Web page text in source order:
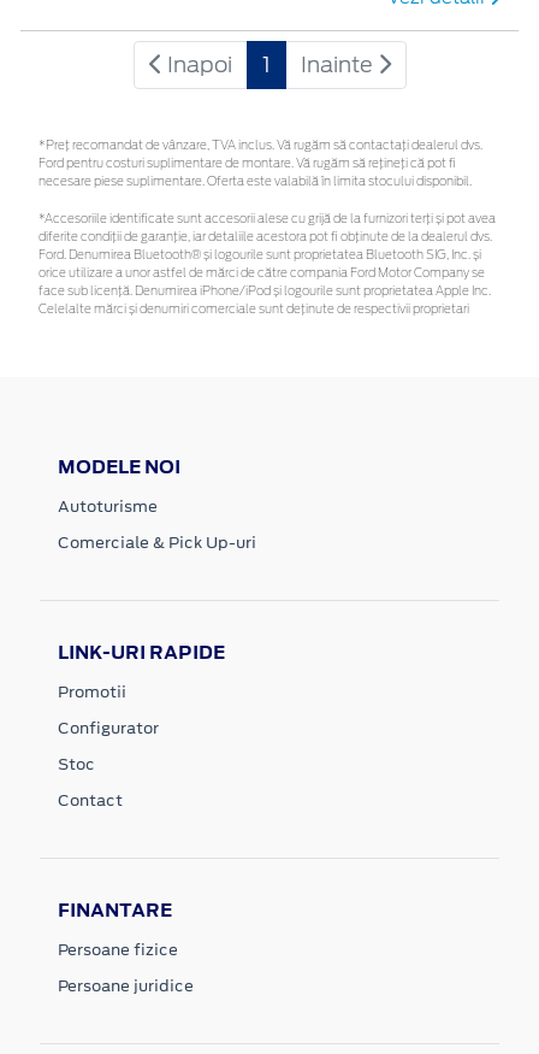
Inapoi 1 Inainte
*Preţ recomandat de vânzare, TVA inclus. Vă rugăm să contactaţi dealerul dvs.
Ford pentru costuri suplimentare de montare. Vă rugăm să rețineți că pot fi
necesare piese suplimentare. Oferta este valabilă în limita stocului disponibil.
*Accesoriile identificate sunt accesorii alese cu grijă de la furnizori terți și pot avea
diferite condiții de garanție, iar detaliile acestora pot fi obținute de la dealerul dvs.
Ford. Denumirea Bluetooth® și logourile sunt proprietatea Bluetooth SIG, Inc. și
orice utilizare a unor astfel de mărci de către compania Ford Motor Company se
face sub licență. Denumirea iPhone/iPod și logourile sunt proprietatea Apple Inc.
Celelalte mărci și denumiri comerciale sunt deținute de respectivii proprietari
MODELE NOI
Autoturisme
Comerciale & Pick Up-uri
LINK-URI RAPIDE
Promotii
Configurator
Stoc
Contact
FINANTARE
Persoane fizice
Persoane juridice